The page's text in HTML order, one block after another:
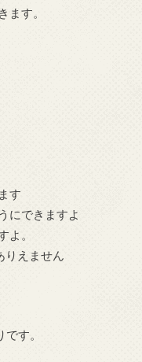
ます。
す
にできますよ
よ。
えません
す。